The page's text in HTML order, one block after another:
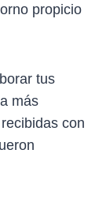
propicio
tus
más
con